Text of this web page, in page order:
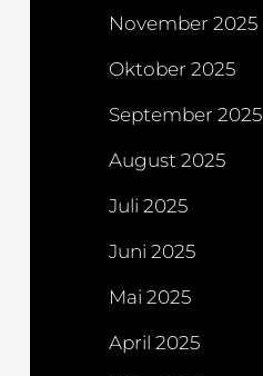
November 2025
Oktober 2025
September 2025
August 2025
Juli 2025
Juni 2025
Mai 2025
April 2025